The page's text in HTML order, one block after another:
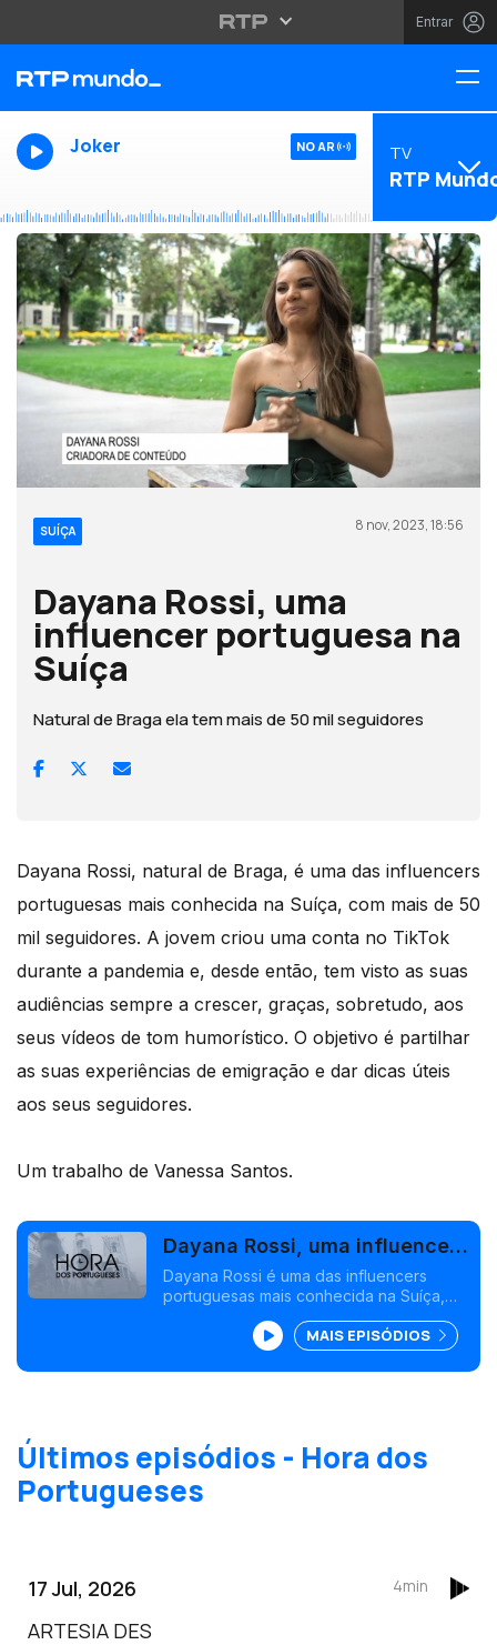
Entrar
Joker NO AR TV
RTP
SUÍÇA 8 nov, 2023, 18:56
Dayana Rossi, uma
influencer portuguesa na
Suíça
Natural de Braga ela tem mais de 50 mil seguidores
Dayana Rossi, natural de Braga, é uma das influencers
portuguesas mais conhecida na Suíça, com mais de 50
mil seguidores. A jovem criou uma conta no TikTok
durante a pandemia e, desde então, tem visto as suas
audiências sempre a crescer, graças, sobretudo, aos
seus vídeos de tom humorístico. O objetivo é partilhar
as suas experiências de emigração e dar dicas úteis
aos seus seguidores.
Um trabalho de Vanessa Santos.
Dayana Rossi, uma influencer
portuguesa na Suíça
Dayana Rossi é uma das influencers
portuguesas mais conhecida na Suíça,
criou uma conta no TikTok durante a
pandemia e tem visto as suas audiências
a crescer.
MAIS EPISÓDIOS
Últimos episódios - Hora dos
Portugueses
17 Jul, 2026
ARTESIA DES
4min